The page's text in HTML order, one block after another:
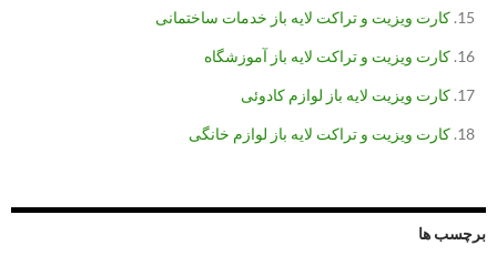
کارت ویزیت و تراکت لایه باز خدمات ساختمانی
کارت ویزیت و تراکت لایه باز آموزشگاه
کارت ویزیت لایه باز لوازم کادوئی
کارت ویزیت و تراکت لایه باز لوازم خانگی
برچسب ها